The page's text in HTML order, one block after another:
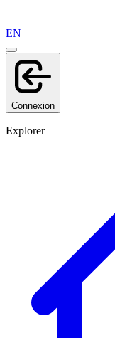
EN
Connexion
Explorer